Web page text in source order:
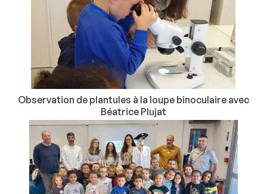
Observation de plantules à la loupe binoculaire avec
Béatrice Plujat